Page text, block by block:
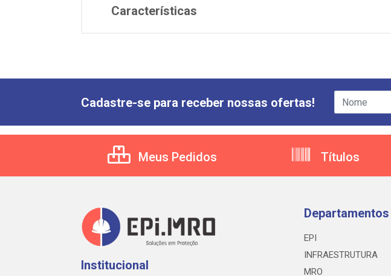
Características
Cadastre-se para receber nossas ofertas!
Meus Pedidos Títulos
Institucional
Departamentos
EPI
INFRAESTRUTURA
MRO